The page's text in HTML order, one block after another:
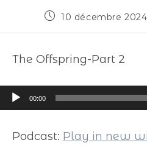
10 décembre 2024
The Offspring-Part 2
Lecteur
audio
00:00
Podcast: Play in new